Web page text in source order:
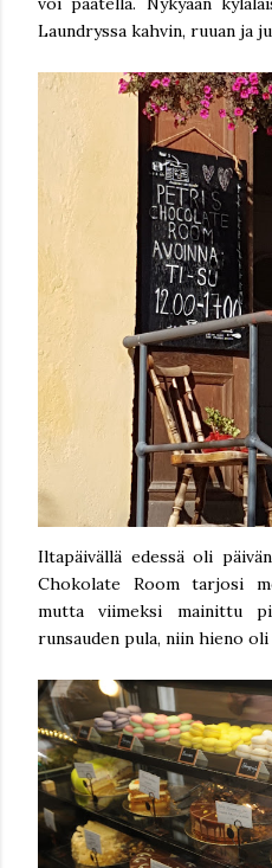
Laundryssa kahvin, ruuan ja
Iltapäivällä edessä oli
Chokolate Room tarjosi
mutta viimeksi mainittu
runsauden pula, niin hieno